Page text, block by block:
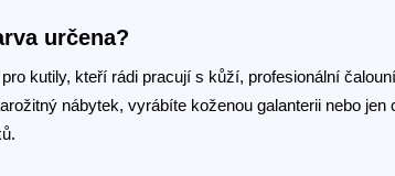
určena?
kutily, kteří rádi pracují s kůží, profesionální
nábytek, vyrábíte koženou galanterii nebo jen